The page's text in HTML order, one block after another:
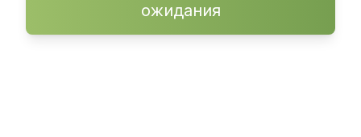
ожидания